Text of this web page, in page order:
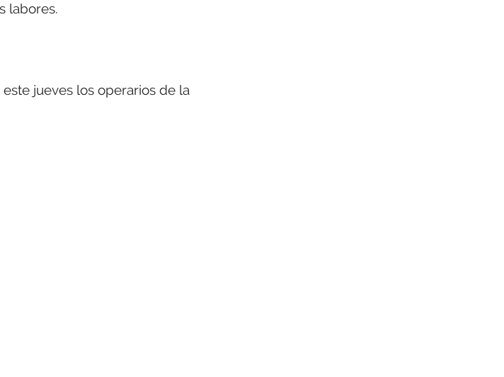
labores.
jueves los operarios de la